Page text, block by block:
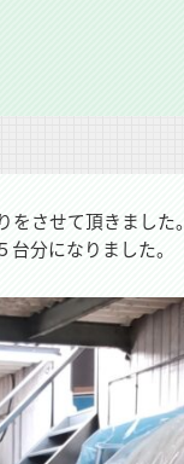
させて頂きました。
分になりました。